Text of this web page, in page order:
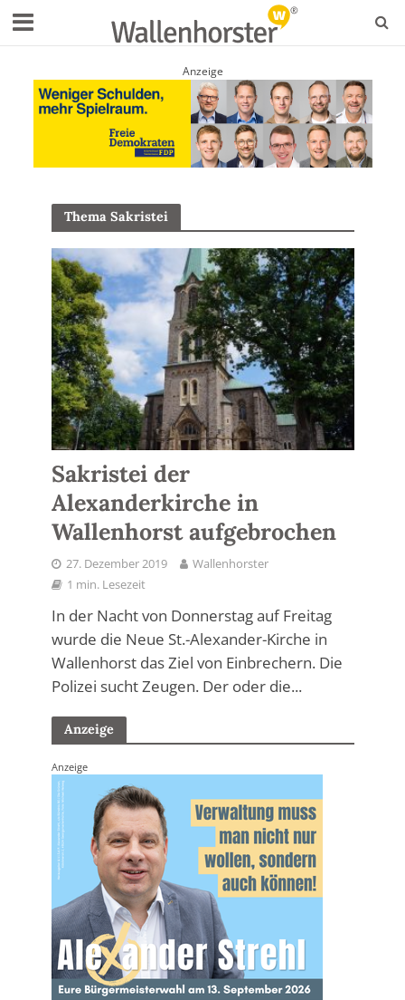
Anzeige
Thema Sakristei
Sakristei der
Alexanderkirche in
Wallenhorst aufgebrochen
27. Dezember 2019
Wallenhorster
1 min. Lesezeit
In der Nacht von Donnerstag auf Freitag
wurde die Neue St.-Alexander-Kirche in
Wallenhorst das Ziel von Einbrechern. Die
Polizei sucht Zeugen. Der oder die...
Anzeige
Anzeige